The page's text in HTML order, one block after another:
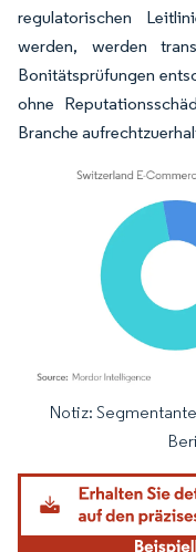
regulatorischen
werden, werden
Bonitätsprüfungen
ohne
Branche
Bild © Mordor Intelligence.
Notiz: